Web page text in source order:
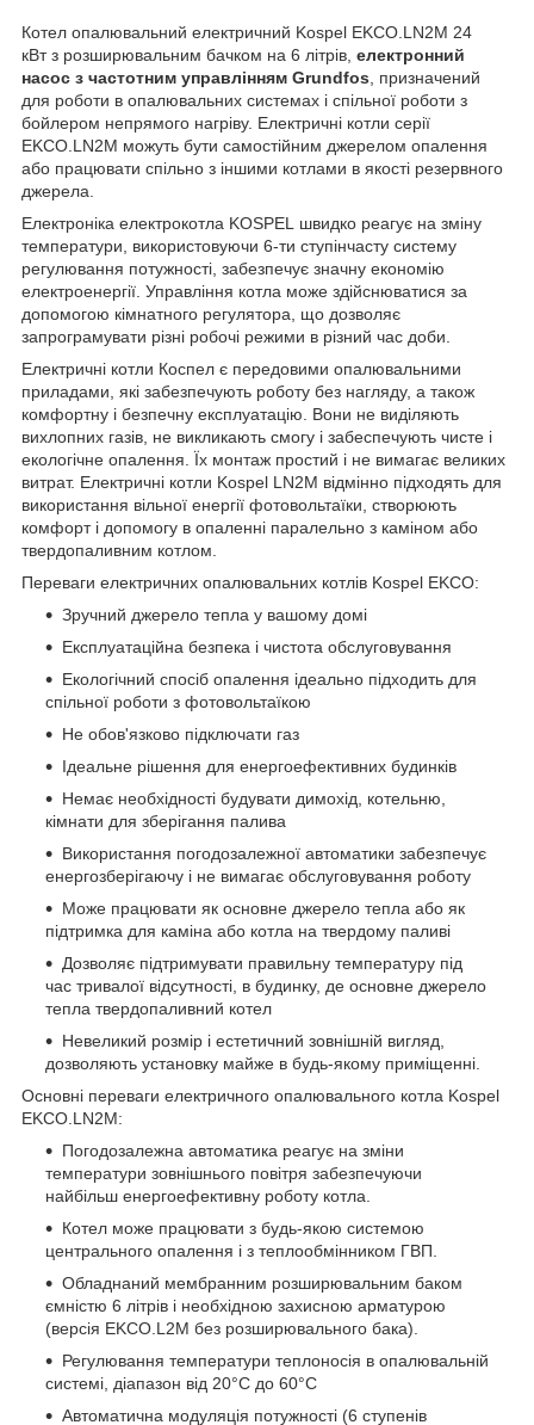
Котел опалювальний електричний Kospel EKCO.LN2M 24
кВт з розширювальним бачком на 6 літрів, електронний
насос з частотним управлінням Grundfos , призначений
для роботи в опалювальних системах і спільної роботи з
бойлером непрямого нагріву. Електричні котли серії
EKCO.LN2M можуть бути самостійним джерелом опалення
або працювати спільно з іншими котлами в якості резервного
джерела.
Електроніка електрокотла KOSPEL швидко реагує на зміну
температури, використовуючи 6-ти ступінчасту систему
регулювання потужності, забезпечує значну економію
електроенергії. Управління котла може здійснюватися за
допомогою кімнатного регулятора, що дозволяє
запрограмувати різні робочі режими в різний час доби.
Електричні котли Коспел є передовими опалювальними
приладами, які забезпечують роботу без нагляду, а також
комфортну і безпечну експлуатацію. Вони не виділяють
вихлопних газів, не викликають смогу і забеспечують чисте і
екологічне опалення. Їх монтаж простий і не вимагає великих
витрат. Електричні котли Kospel LN2M відмінно підходять для
використання вільної енергії фотовольтаїки, створюють
комфорт і допомогу в опаленні паралельно з каміном або
твердопаливним котлом.
Переваги електричних опалювальних котлів Kospel EKCO:
Зручний джерело тепла у вашому домі
Експлуатаційна безпека і чистота обслуговування
Екологічний спосіб опалення ідеально підходить для
спільної роботи з фотовольтаїкою
Не обов'язково підключати газ
Ідеальне рішення для енергоефективних будинків
Немає необхідності будувати димохід, котельню,
кімнати для зберігання палива
Використання погодозалежної автоматики забезпечує
енергозберігаючу і не вимагає обслуговування роботу
Може працювати як основне джерело тепла або як
підтримка для каміна або котла на твердому паливі
Дозволяє підтримувати правильну температуру під
час тривалої відсутності, в будинку, де основне джерело
тепла твердопаливний котел
Невеликий розмір і естетичний зовнішній вигляд,
дозволяють установку майже в будь-якому приміщенні.
Основні переваги електричного опалювального котла Kospel
EKCO.LN2M:
Погодозалежна автоматика реагує на зміни
температури зовнішнього повітря забезпечуючи
найбільш енергоефективну роботу котла.
Котел може працювати з будь-якою системою
центрального опалення і з теплообмінником ГВП.
Обладнаний мембранним розширювальним баком
ємністю 6 літрів і необхідною захисною арматурою
(версія EKCO.L2M без розширювального бака).
Регулювання температури теплоносія в опалювальній
системі, діапазон від 20°C до 60°C
Автоматична модуляція потужності (6 ступенів